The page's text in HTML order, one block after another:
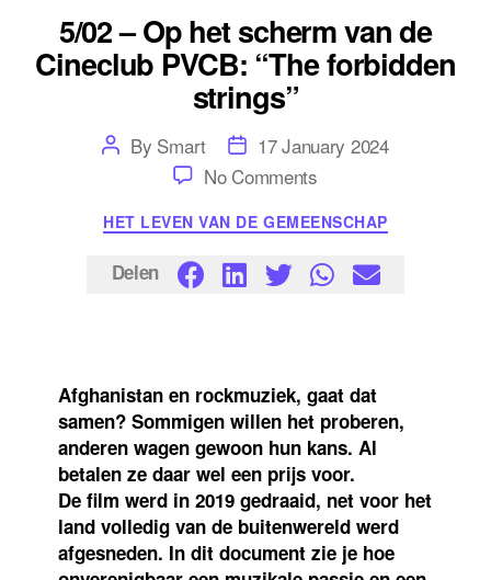
5/02 – Op het scherm van de
Cineclub PVCB: “The forbidden
strings”
Post
author
By Smart Post
date
17 January 2024
No Commentson
–
Op
scherm
van
strings”
Categories
HET LEVEN VAN DE GEMEENSCHAP
Delen
Afghanistan en rockmuziek, gaat dat
samen? Sommigen willen het proberen,
anderen wagen gewoon hun kans. Al
betalen ze daar wel een prijs voor.
De film werd in 2019 gedraaid, net voor het
land volledig van de buitenwereld werd
afgesneden. In dit document zie je hoe